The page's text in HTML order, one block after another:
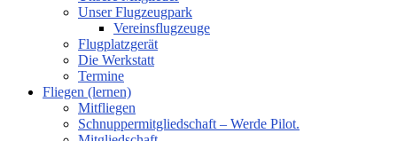
Unser Flugzeugpark
Vereinsflugzeuge
Flugplatzgerät
Die Werkstatt
Termine
Fliegen (lernen)
Mitfliegen
Schnuppermitgliedschaft – Werde Pilot.